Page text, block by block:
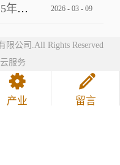
筑大景 致美好 | 大景集团2025年工作总结暨2026年工作计划会议 2026 - 03 - 09
公司.All Rights Reserved
服务
产业 留言